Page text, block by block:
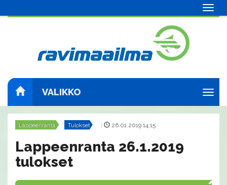
VALIKKO
Lappeenranta Tulokset 26.01.2019 14:15
Lappeenranta 26.1.2019
tulokset